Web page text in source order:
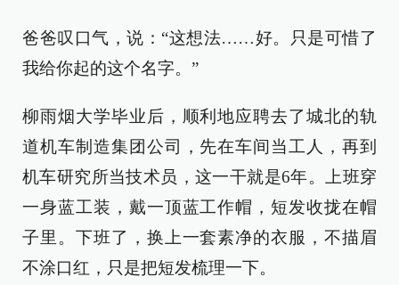
爸爸叹口气，说：“这想法……好。只是可惜了
我给你起的这个名字。”
柳雨烟大学毕业后，顺利地应聘去了城北的轨
道机车制造集团公司，先在车间当工人，再到
机车研究所当技术员，这一干就是6年。上班穿
一身蓝工装，戴一顶蓝工作帽，短发收拢在帽
子里。下班了，换上一套素净的衣服，不描眉
不涂口红，只是把短发梳理一下。